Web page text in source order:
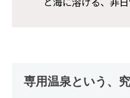
専用温泉という、